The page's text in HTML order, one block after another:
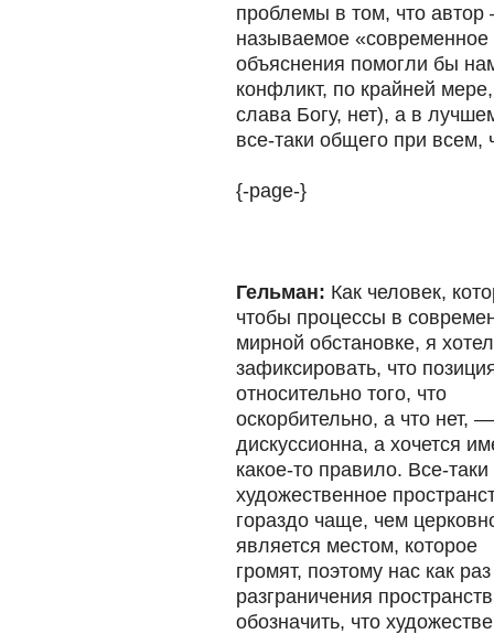
проблемы в том, что автор
называемое «современное
объяснения помогли бы
конфликт, по крайней
слава Богу, нет), а в
все-таки общего при всем,
{-page-}
Гельман: Как человек,
чтобы процессы в
мирной обстановке, я
зафиксировать, что
относительно того, что
оскорбительно, а что нет, —
дискуссионна, а хочется
какое-то правило. Все-таки
художественное
гораздо чаще, чем
является местом, которое
громят, поэтому нас как
разграничения
обозначить, что